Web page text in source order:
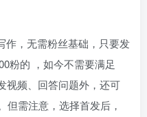
作，无需粉丝基础，只要发
粉的 ，如今不需要满足
视频、回答问题外，还可
但需注意，选择首发后，